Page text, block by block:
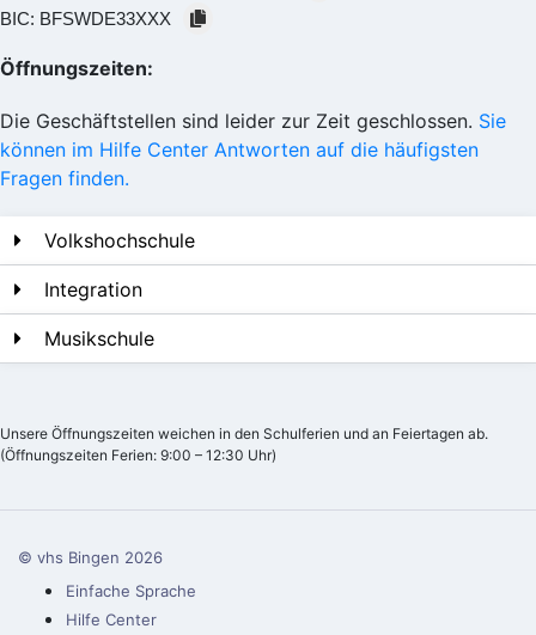
BIC: BFSWDE33XXX
Öffnungszeiten:
Die Geschäftstellen sind leider zur Zeit geschlossen. Sie
können im Hilfe Center Antworten auf die häufigsten
Fragen finden.
Volkshochschule
Integration
Musikschule
Unsere Öffnungszeiten weichen in den Schulferien und an Feiertagen ab.
(Öffnungszeiten Ferien: 9:00 – 12:30 Uhr)
© vhs Bingen 2026
Einfache Sprache
Hilfe Center